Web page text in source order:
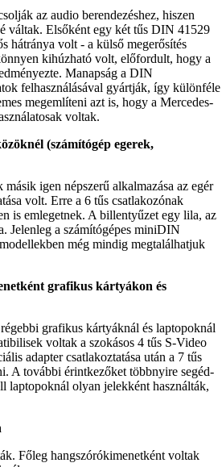
az audio berendezéshez, hiszen
váltak. Elsőként egy két tűs DIN 41529
hátránya volt - a külső megerősítés
kihúzható volt, előfordult, hogy a
Manapság a DIN
felhasználásával gyártják, így különféle
megemlíteni azt is, hogy a Mercedes-
voltak.
(számítógép egerek,
igen népszerű alkalmazása az egér
volt. Erre a 6 tűs csatlakozónak
is emlegetnek. A billentyűzet egy lila, az
Jelenleg a számítógépes miniDIN
még mindig megtalálhatjuk
grafikus kártyákon és
grafikus kártyáknál és laptopoknál
voltak a szokásos 4 tűs S-Video
adapter csatlakoztatása után a 7 tűs
A további érintkezőket többnyire segéd-
laptopoknál olyan jelekként használták,
Főleg hangszórókimenetként voltak